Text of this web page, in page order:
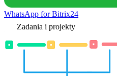
WhatsApp for Bitrix24
Zadania i projekty